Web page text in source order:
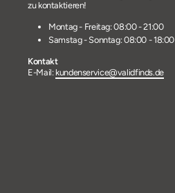
zu kontaktieren!
Montag - Freitag: 08:00 - 21:00
Samstag - Sonntag: 08:00 - 18:00
Kontakt
E-Mail: kundenservice@validfinds.de